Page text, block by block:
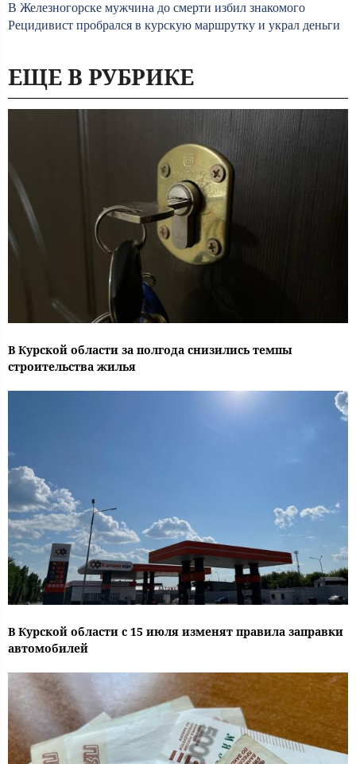
В Железногорске мужчина до смерти избил знакомого
Рецидивист пробрался в курскую маршрутку и украл деньги
ЕЩЕ В РУБРИКЕ
В Курской области за полгода снизились темпы
строительства жилья
В Курской области с 15 июля изменят правила заправки
автомобилей